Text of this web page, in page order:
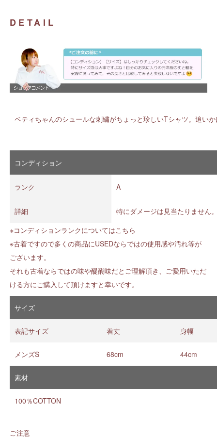
DETAIL
ベティちゃんのシュールな刺繍がちょっと珍しいTシャツ。追い
コンディション
ランク A
詳細
特にダメージは見当たりません
※コンディションランクについてはこちら
※古着ですので多くの商品にUSEDならではの使用感や汚れ等が
ございます。
それも古着ならではの味や醍醐味だとご理解頂き、ご愛用いただ
ける方にご購入して頂けますと幸いです。
サイズ
表記サイズ 着丈 身幅
メンズS 68cm 44cm
素材
100％COTTON
ご注意